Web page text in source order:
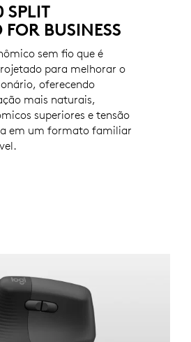
SPLIT
BUSINESS
sem fio que é
para melhorar o
oferecendo
mais naturais,
superiores e tensão
em um formato familiar